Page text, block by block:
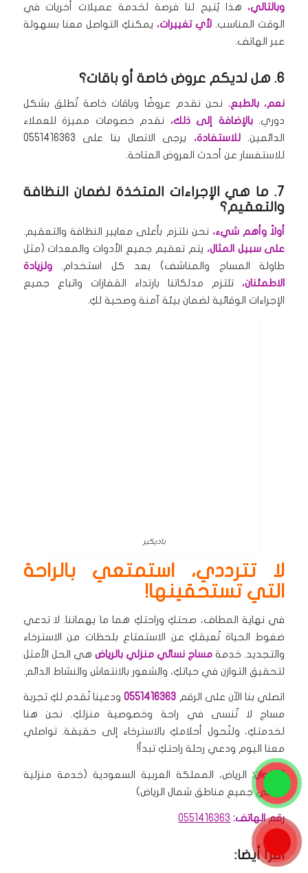
وبالتالي، هذا يُتيح لنا فرصة لخدمة عميلات أخريات في
الوقت المناسب. لأي تغييرات، يمكنكِ التواصل معنا بسهولة
عبر الهاتف.
6. هل لديكم عروض خاصة أو باقات؟
نعم، بالطبع. نحن نقدم عروضًا وباقات خاصة تُطلق بشكل
دوري.بالإضافة إلى ذلك، نقدم خصومات مميزة للعملاء
الدائمين.للاستفادة،
يرجى الاتصال بنا على 0551416363
للاستفسار عن أحدث العروض المتاحة.
7. ما هي الإجراءات المتخذة لضمان النظافة
والتعقيم؟
أولاً وأهم شيء، نحن نلتزم بأعلى معايير النظافة والتعقيم.
على سبيل المثال، يتم تعقيم جميع الأدوات والمعدات (مثل
طاولة المساج والمناشف) بعد كل استخدام.ولزيادة
الاطمئنان،تلتزم مدلكاتنا بارتداء القفازات واتباع جميع
الإجراءات الوقائية لضمان بيئة آمنة وصحية لكِ.
باديكير
لا تترددي، استمتعي بالراحة
التي تستحقينها!
في نهاية المطاف، صحتكِ وراحتكِ هما ما يهماننا. لا تدعي
ضغوط الحياة تُعيقكِ عن الاستمتاع بلحظات من الاسترخاء
والتجديد. خدمة مساج نسائي منزلي بالرياض هي الحل الأمثل
لتحقيق التوازن في حياتكِ، والشعور بالانتعاش والنشاط الدائم.
اتصلي بنا الآن على الرقم 0551416363ودعينا نُقدم لكِ تجربة
مساج لا تُنسى في راحة وخصوصية منزلكِ. نحن هنا
لخدمتكِ، ولنُحول أحلامكِ بالاسترخاء إلى حقيقة. تواصلي
معنا اليوم ودعي رحلة راحتكِ تبدأ!
العنوان:الرياض، المملكة العربية السعودية (خدمة منزلية
تغطي جميع مناطق شمال الرياض)
رقم الهاتف: 0551416363
اقرأ أيضا: